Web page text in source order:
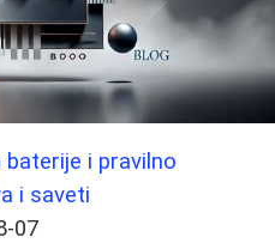
i pravilno
i saveti
07